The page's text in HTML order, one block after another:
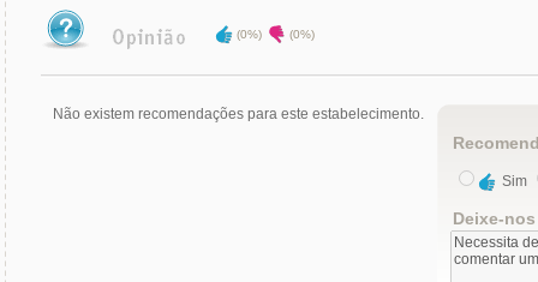
(0%) (0%)
Não existem recomendações para este estabelecimento.
Sim
Deixe-